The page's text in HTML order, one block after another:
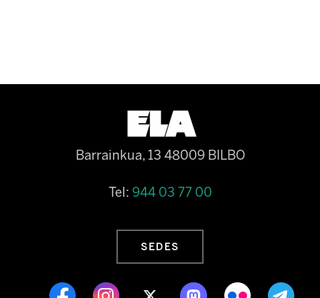
Barrainkua, 13 48009 BILBO
Tel: 944 03 77 00
SEDES